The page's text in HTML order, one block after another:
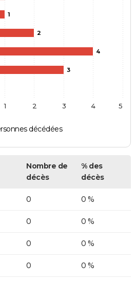
1
2
4
3
décédées
1 2 3 4 5
Nombre de
décès
% des
décès
0 0 %
0 0 %
0 0 %
0 0 %